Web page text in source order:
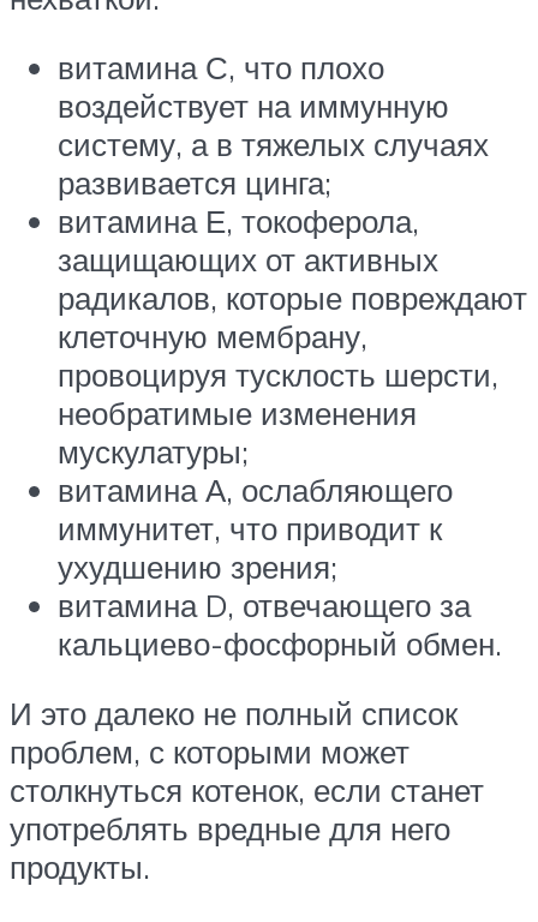
витамина С, что плохо
воздействует на иммунную
систему, а в тяжелых случаях
развивается цинга;
витамина Е, токоферола,
защищающих от активных
радикалов, которые повреждают
клеточную мембрану,
провоцируя тусклость шерсти,
необратимые изменения
мускулатуры;
витамина А, ослабляющего
иммунитет, что приводит к
ухудшению зрения;
витамина D, отвечающего за
кальциево-фосфорный обмен.
И это далеко не полный список
проблем, с которыми может
столкнуться котенок, если станет
употреблять вредные для него
продукты.